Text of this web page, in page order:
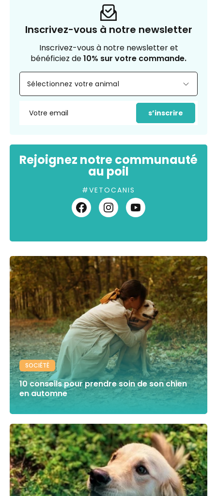
Inscrivez-vous à notre newsletter
Inscrivez-vous à notre newsletter et
bénéficiez de10% sur votre commande.
Sélectionnez votre animal
s’inscrire
Rejoignez notre communauté
au poil
#VETOCANIS
SOCIÉTÉ
10 conseils pour prendre soin de son chien
en automne